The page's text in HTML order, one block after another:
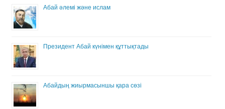
Абай әлемі және ислам
Президент Абай күнімен құттықтады
Абайдың жиырмасыншы қара сөзі